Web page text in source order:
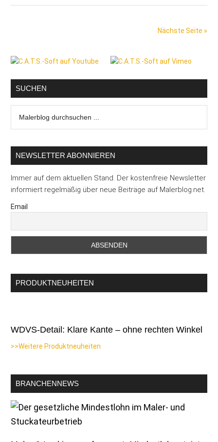
Winteraufträge
Nächste Seite »
Seitenspalte
SUCHEN
durchsuchen
NEWSLETTER ABONNIEREN
Immer auf dem aktuellen Stand. Der kostenfreie Newsletter
informiert regelmäßig über neue Beiträge auf Malerblog.net.
Email
PRODUKTNEUHEITEN
WDVS-Detail: Klare Kante – ohne rechten Winkel
>>Weitere Produktneuheiten
BRANCHENNEWS